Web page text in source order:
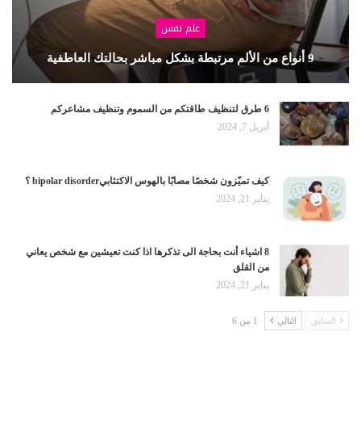
علم نفس
9 أنواع من الألم مرتبطة بشكل مباشر بحالتك العاطفية
6 طرق لتنظيف طاقتكم من السموم وتنظيف مشاعركم
أبريل 7, 2024
كيف تميّزون شخصًا مصابًا بالهوس الاكتئابيbipolar disorder ؟
يناير 21, 2024
8 اشياء أنت بحاجة الى تذكرها اذا كنت تعيشين مع شخص يعاني
من القلق
يناير 21, 2024
السابق التالي 1 من 6